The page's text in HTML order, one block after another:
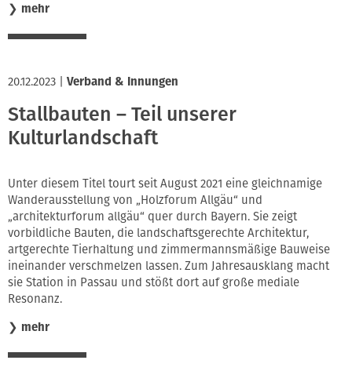
❯ mehr
20.12.2023 Verband & Innungen
Stallbauten – Teil unserer
Kulturlandschaft
Unter diesem Titel tourt seit August 2021 eine gleichnamige
Wanderausstellung von „Holzforum Allgäu“ und
„architekturforum allgäu“ quer durch Bayern. Sie zeigt
vorbildliche Bauten, die landschaftsgerechte Architektur,
artgerechte Tierhaltung und zimmermannsmäßige Bauweise
ineinander verschmelzen lassen. Zum Jahresausklang macht
sie Station in Passau und stößt dort auf große mediale
Resonanz.
❯ mehr